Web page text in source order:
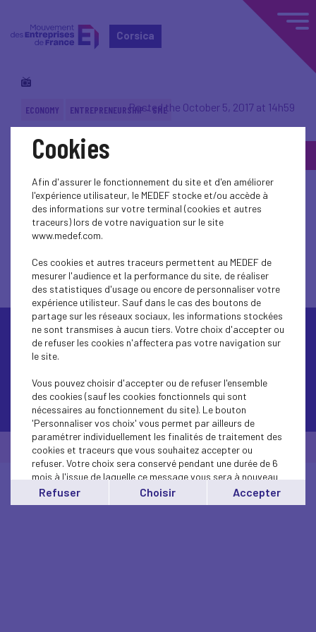
Corsica
ECONOMY ENTREPRENEURSHIP - SMEPosted the October 5, 2017 at 14h59
Back to topic
Contactez-nous
© Medef Corsica 2026 - Mentions légales
Cookies
Afin d'assurer le fonctionnement du site et d'en améliorer
l'expérience utilisateur, le MEDEF stocke et/ou accède à
des informations sur votre terminal (cookies et autres
traceurs) lors de votre naviguation sur le site
www.medef.com.
Ces cookies et autres traceurs permettent au MEDEF de
mesurer l'audience et la performance du site, de réaliser
des statistiques d'usage ou encore de personnaliser votre
expérience utilisteur. Sauf dans le cas des boutons de
partage sur les réseaux sociaux, les informations stockées
ne sont transmises à aucun tiers. Votre choix d'accepter ou
de refuser les cookies n'affectera pas votre navigation sur
le site.
Vous pouvez choisir d'accepter ou de refuser l'ensemble
des cookies (sauf les cookies fonctionnels qui sont
nécessaires au fonctionnement du site). Le bouton
'Personnaliser vos choix' vous permet par ailleurs de
paramétrer individuellement les finalités de traitement des
cookies et traceurs que vous souhaitez accepter ou
refuser. Votre choix sera conservé pendant une durée de 6
mois à l'issue de laquelle ce message vous sera à nouveau
affiché..
Vous pouvez modifier votre choix à tout moment en
Refuser Choisir Accepter